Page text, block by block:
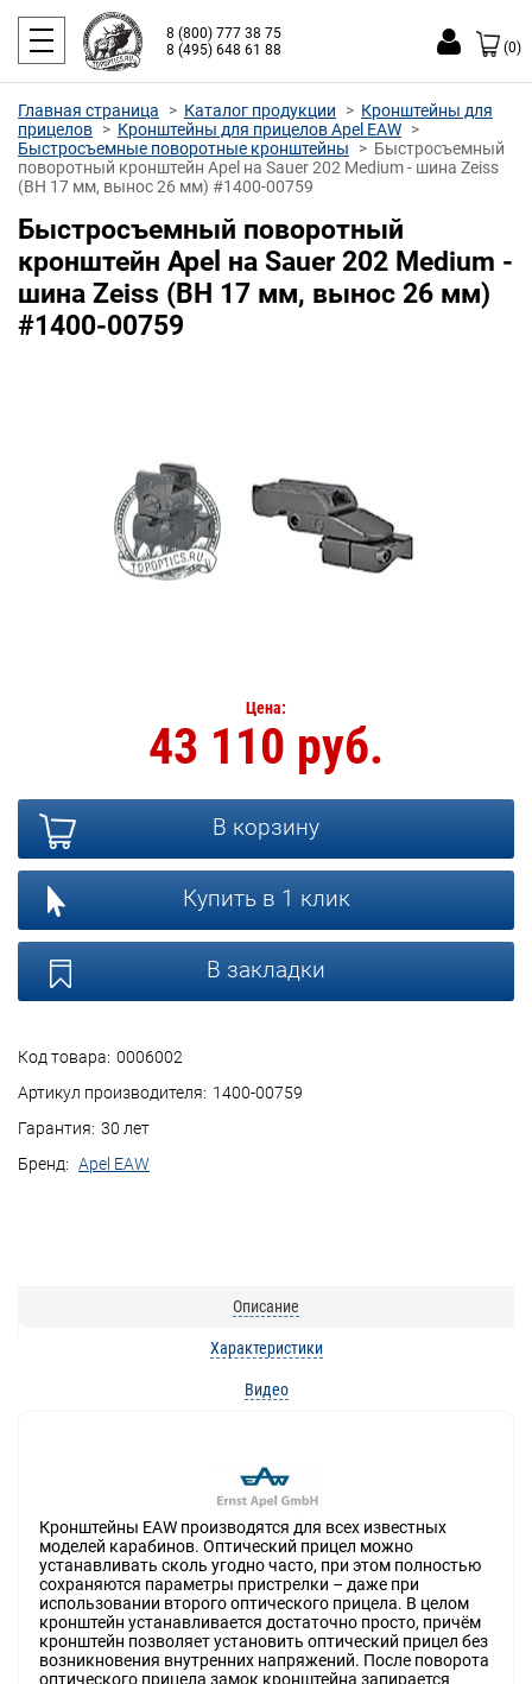
8 (800) 777 38 75
8 (495) 648 61 88
(0)
Главная страница Каталог продукции
Кронштейны для
прицелов
Кронштейны для прицелов Apel EAW
Быстросъемные поворотные кронштейны
Быстросъемный
поворотный кронштейн Apel на Sauer 202 Medium - шина Zeiss
(BH 17 мм, вынос 26 мм) #1400-00759
Быстросъемный поворотный
кронштейн Apel на Sauer 202 Medium -
шина Zeiss (BH 17 мм, вынос 26 мм)
#1400-00759
Код товара: 0006002
Артикул производителя: 1400-00759
Гарантия: 30 лет
Бренд: Apel EAW
Цена:
43 110 руб.
В корзину
Купить в 1 клик
В закладки
Описание
Характеристики
Видео
Кронштейны EAW производятся для всех известных
моделей карабинов. Оптический прицел можно
устанавливать сколь угодно часто, при этом полностью
сохраняются параметры пристрелки – даже при
использовании второго оптического прицела. В целом
кронштейн устанавливается достаточно просто, причём
кронштейн позволяет установить оптический прицел без
возникновения внутренних напряжений. После поворота
оптического прицела замок кронштейна запирается